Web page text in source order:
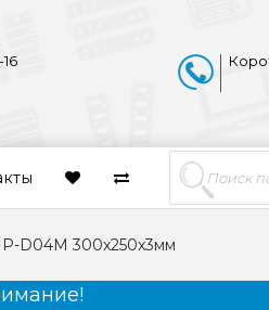
D04M 300x250x3мм